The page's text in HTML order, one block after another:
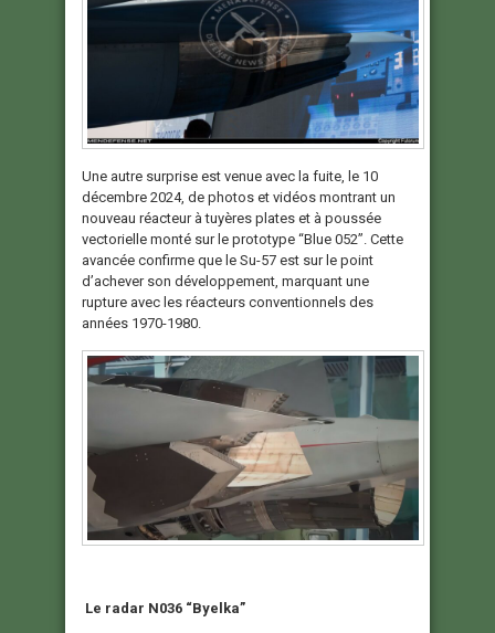
Une autre surprise est venue avec la fuite, le 10
décembre 2024, de photos et vidéos montrant un
nouveau réacteur à tuyères plates et à poussée
vectorielle monté sur le prototype “Blue 052”. Cette
avancée confirme que le Su-57 est sur le point
d’achever son développement, marquant une
rupture avec les réacteurs conventionnels des
années 1970-1980.
Le radar N036 “Byelka”